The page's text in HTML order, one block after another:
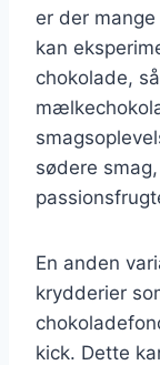
er der
kan
chokolade,
sødere
En anden
krydderier
kick. Dette